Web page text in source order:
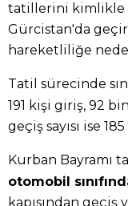
tatillerini kimlikle
Gürcistan'da
hareketliliğe
Tatil sürecinde
191 kişi giriş, 92
geçiş sayısı ise
Kurban Bayramı
otomobil
kapısından geçiş